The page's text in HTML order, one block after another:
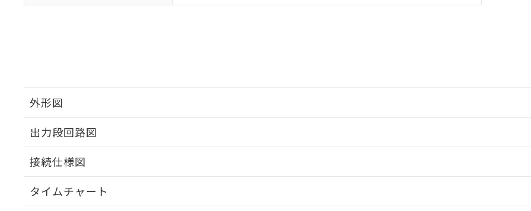
外形図
出力段回路図
接続仕様図
タイムチャート